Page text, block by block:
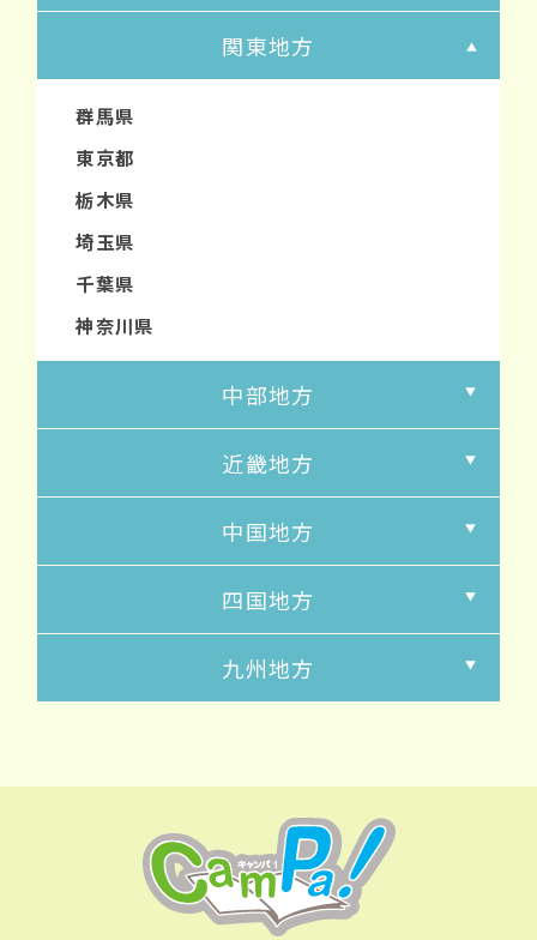
関東地方
群馬県
東京都
栃木県
埼玉県
千葉県
神奈川県
中部地方
近畿地方
中国地方
四国地方
九州地方